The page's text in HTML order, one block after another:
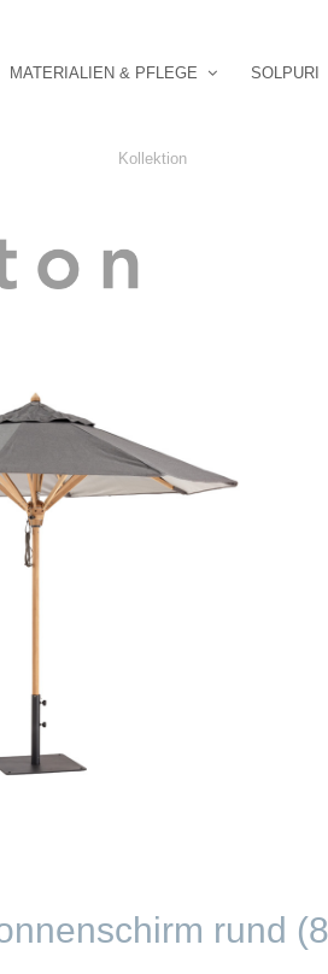
MATERIALIEN & PFLEGE SOLPURI
Kollektion
rund